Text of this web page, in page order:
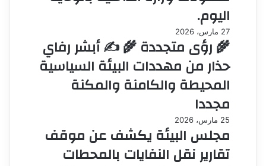
اليوم.
27 مارس، 2026
🌾 رؤى متجددة 🌾 ✍️ أبشر رفاي
حذار من مهددات البيئة السياسية
المحيطة والكامنة والمكنة
مجددا
25 مارس، 2026
مجلس البيئة يكشف عن موقف
تقارير نقل النفايات بالمحطات